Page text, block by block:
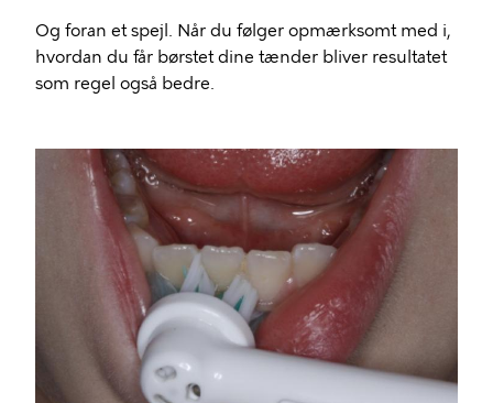
Og foran et spejl. Når du følger opmærksomt med i,
hvordan du får børstet dine tænder bliver resultatet
som regel også bedre.
Billede